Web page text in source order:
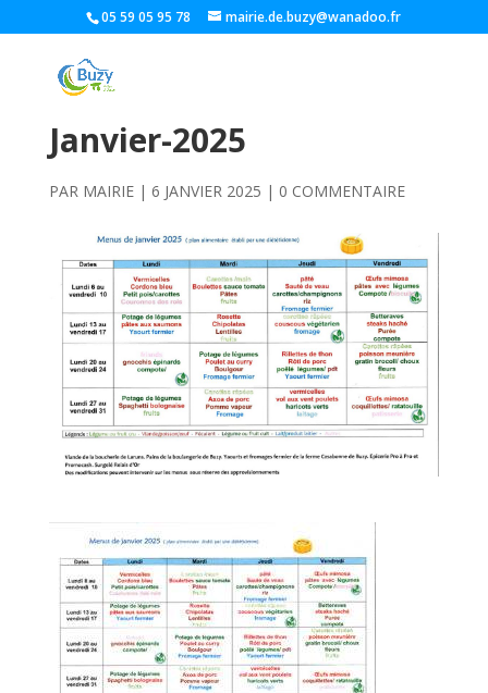
05 59 05 95 78 mairie.de.buzy@wanadoo.fr
Janvier-2025
PAR MAIRIE| 6 JANVIER 2025 | 0 COMMENTAIRE